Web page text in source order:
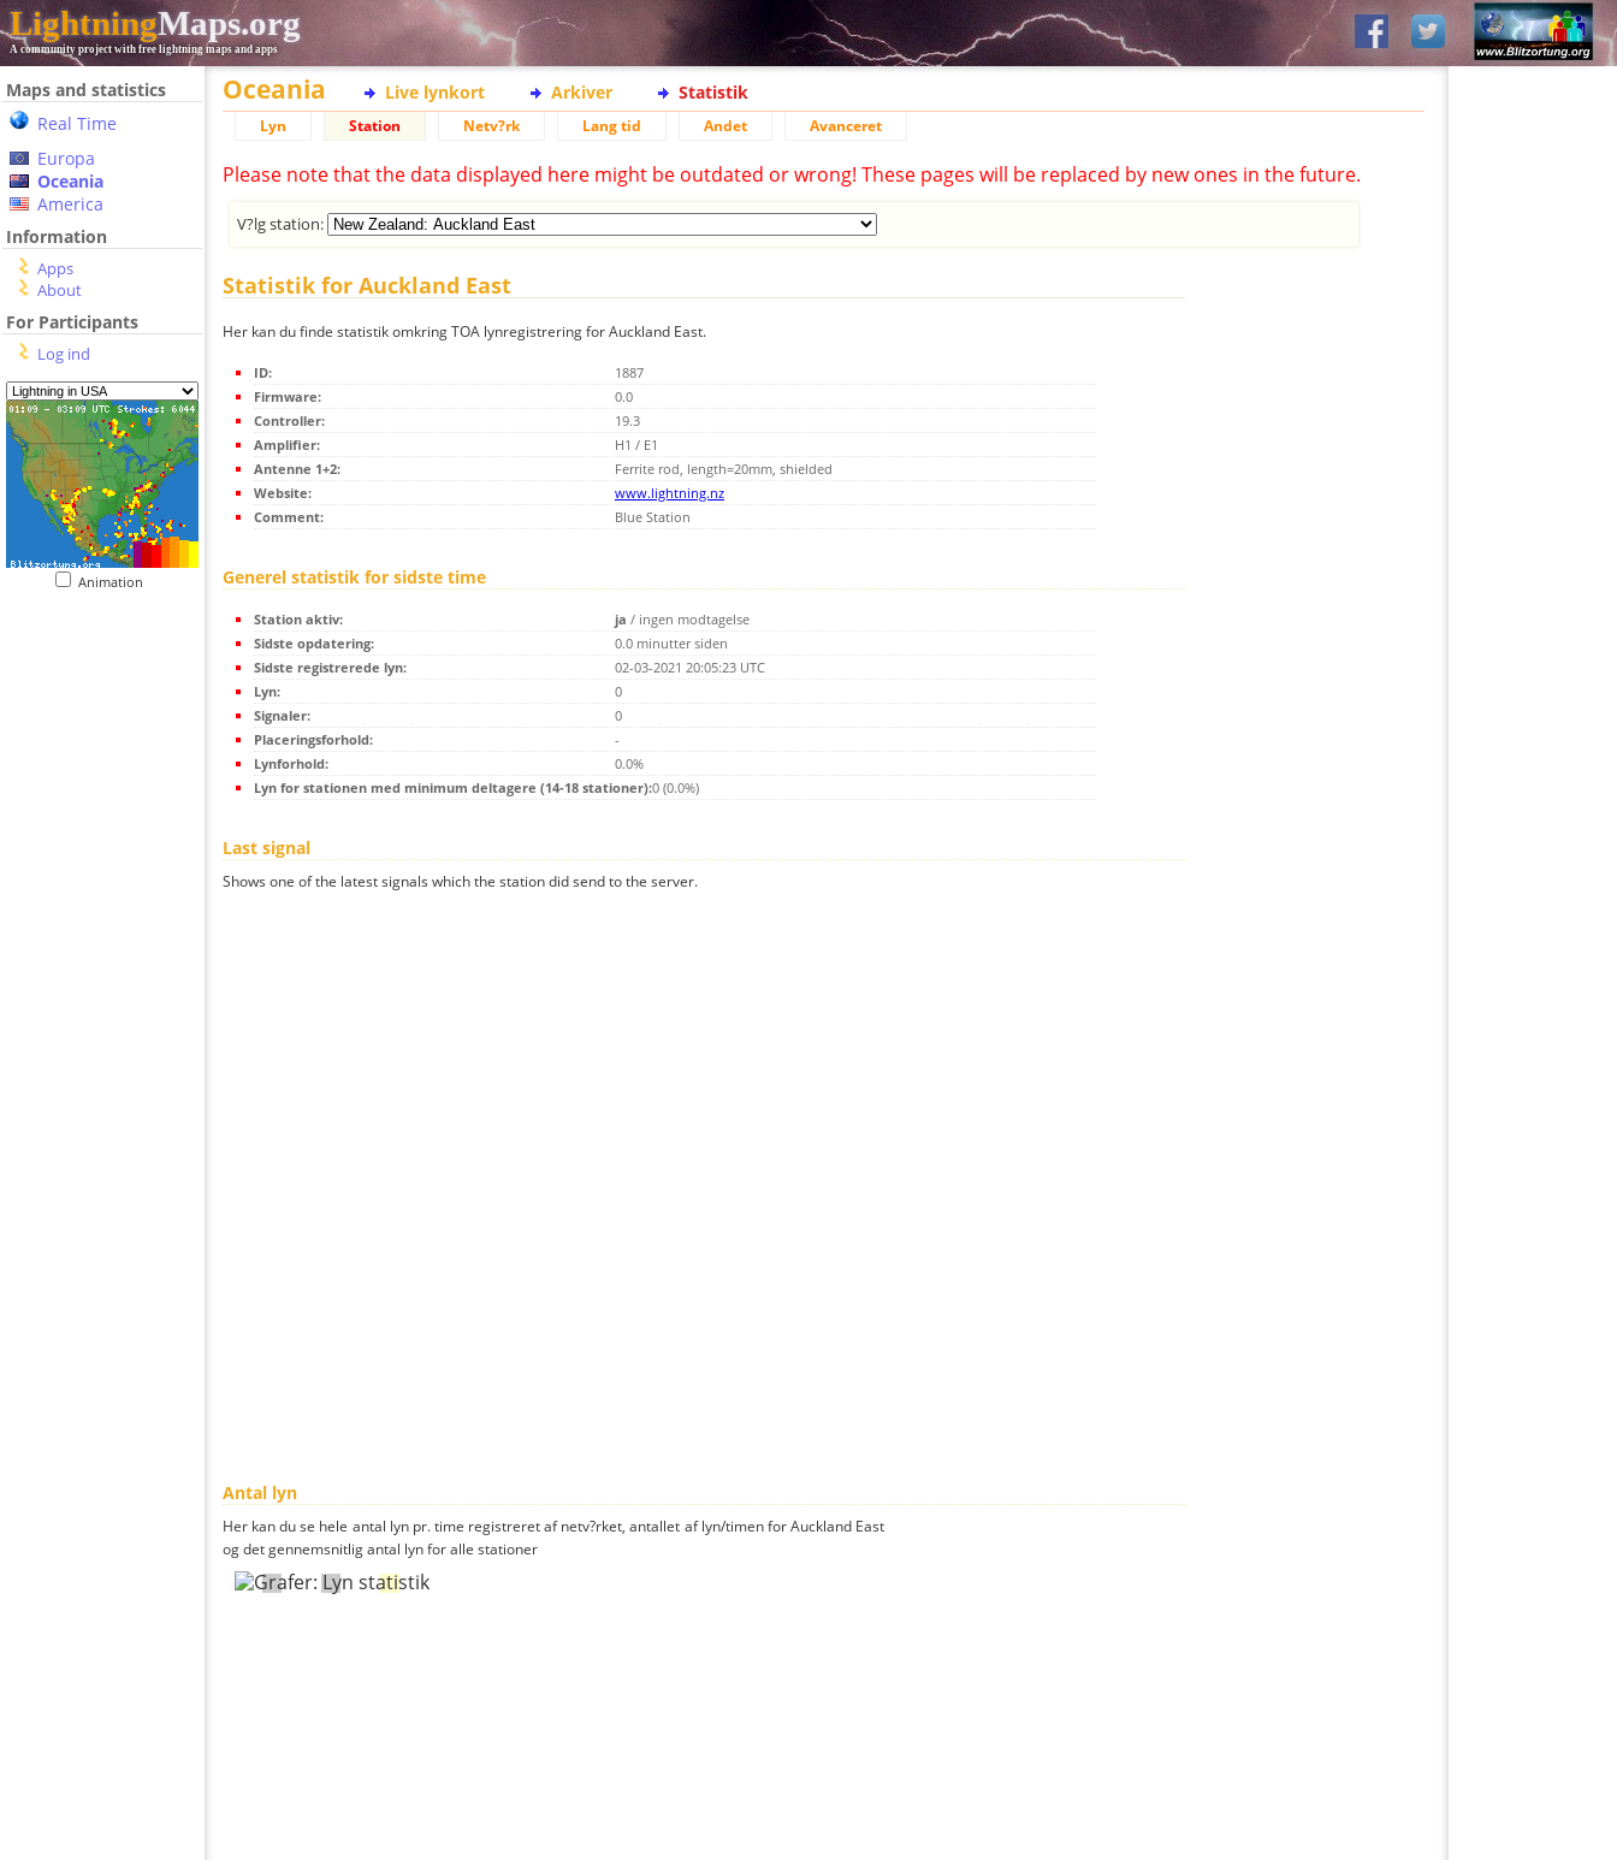
LightningMaps.org
A community project with free lightning maps and apps
Maps and statistics
Real Time
Europa
Oceania
America
Information
Apps
About
For Participants
Log ind
Animation
Oceania Live lynkort Arkiver Statistik
Lyn Station Netv?rk Lang tid Andet Avanceret
Please note that the data displayed here might be outdated or wrong! These pages will be replaced by new ones in the future.
V?lg station:
Statistik for Auckland East
Her kan du finde statistik omkring TOA lynregistrering for Auckland East.
ID:
1887
Firmware:
0.0
Controller:
19.3
Amplifier:
H1 / E1
Antenne 1+2:
Ferrite rod, length=20mm, shielded
Website:
www.lightning.nz
Comment:
Blue Station
Generel statistik for sidste time
Station aktiv: ja / ingen modtagelse
Sidste opdatering:
0.0 minutter siden
Sidste registrerede lyn:
02-03-2021 20:05:23 UTC
Lyn:
0
Signaler:
0
Placeringsforhold:
-
Lynforhold:
0.0%
Lyn for stationen med minimum deltagere (14-18 stationer):0 (0.0%)
Last signal
Shows one of the latest signals which the station did send to the server.
Antal lyn
Her kan du se hele antal lyn pr. time registreret af netv?rket, antallet af lyn/timen for Auckland East
og det gennemsnitlig antal lyn for alle stationer